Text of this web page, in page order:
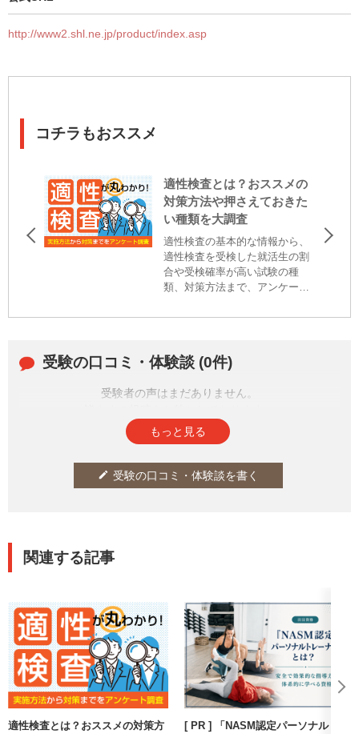
http://www2.shl.ne.jp/product/index.asp
コチラもおススメ
適性検査とは？おススメの
対策方法や押さえておきた
い種類を大調査
適性検査の基本的な情報から、
適性検査を受検した就活生の割
合や受検確率が高い試験の種
類、対策方法まで、アンケート
受験の口コミ・体験談 (0件)
受験者の声はまだありません。
もっと見る
edit 受験の口コミ・体験談を書く
関連する記事
適性検査とは？おススメの対策方 [ PR ] 「NASM認定パーソナルト